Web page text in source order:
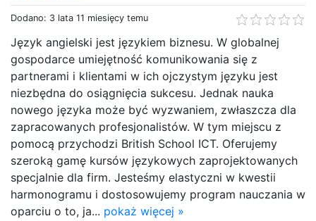
Dodano: 3 lata 11 miesięcy temu
Język angielski jest językiem biznesu. W globalnej
gospodarce umiejętność komunikowania się z
partnerami i klientami w ich ojczystym języku jest
niezbędna do osiągnięcia sukcesu. Jednak nauka
nowego języka może być wyzwaniem, zwłaszcza dla
zapracowanych profesjonalistów. W tym miejscu z
pomocą przychodzi British School ICT. Oferujemy
szeroką gamę kursów językowych zaprojektowanych
specjalnie dla firm. Jesteśmy elastyczni w kwestii
harmonogramu i dostosowujemy program nauczania w
oparciu o to, ja... pokaż więcej »